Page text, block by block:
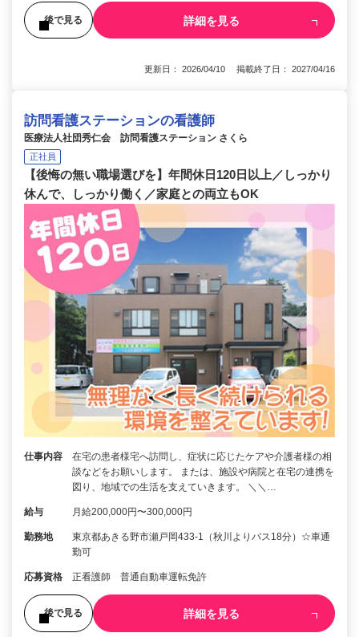
後で見る 詳細を見る
更新日： 2026/04/10 掲載終了日： 2027/04/16
訪問看護ステーションの看護師
医療法人社団秀仁会 訪問看護ステーション さくら
正社員
【後悔の無い職場選びを】年間休日120日以上／しっかり
休んで、しっかり働く／家庭との両立もOK
仕事内容
在宅の患者様宅へ訪問し、症状に応じたケアや介護者様の相
談などをお願いします。 または、施設や病院と在宅の連携を
図り、地域での生活を支えていきます。 ＼＼…
給与 月給200,000円〜300,000円
勤務地
東京都あきる野市瀬戸岡433-1（秋川よりバス18分）☆車通
勤可
応募資格 正看護師 普通自動車運転免許
後で見る 詳細を見る